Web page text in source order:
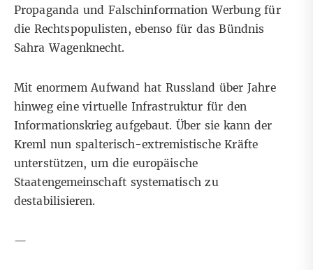
Propaganda und Falschinformation Werbung für
die Rechtspopulisten, ebenso für das Bündnis
Sahra Wagenknecht.
Mit enormem Aufwand hat Russland über Jahre
hinweg eine virtuelle Infrastruktur für den
Informationskrieg aufgebaut. Über sie kann der
Kreml nun spalterisch-extremistische Kräfte
unterstützen, um die europäische
Staatengemeinschaft systematisch zu
destabilisieren.
—